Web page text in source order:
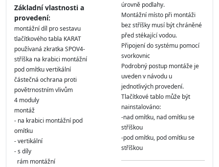
Základní vlastnosti a
provedení:
montážní díl pro sestavu
tlačítkového tabla KARAT
používaná zkratka SPOV4-
stříška na krabici montážní
pod omítku vertikální
částečná ochrana proti
povětrnostním vlivům
4 moduly
montáž
- na krabici montážní pod
omítku
- vertikální
- s díly
rám montážní
úrovně podlahy.
Montážní místo při montáži
bez stříšky musí být chráněné
před stékající vodou.
Připojení do systému pomocí
svorkovnic
Podrobný postup montáže je
uveden v návodu u
jednotlivých provedení.
Tlačítkové tablo může být
nainstalováno:
-nad omítku, nad omítku se
stříškou
-pod omítku, pod omítku se
stříškou